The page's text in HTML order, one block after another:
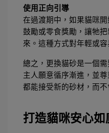
使用正向引導
在過渡期中，如果貓咪
鼓勵或零食獎勵，讓牠
來。這種方式對年輕或
總之，更換貓砂是一個
主人願意循序漸進，並
都能接受新的砂材，而不
打造貓咪安心